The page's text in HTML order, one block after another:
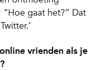
gaat het?” Dat
vrienden als je